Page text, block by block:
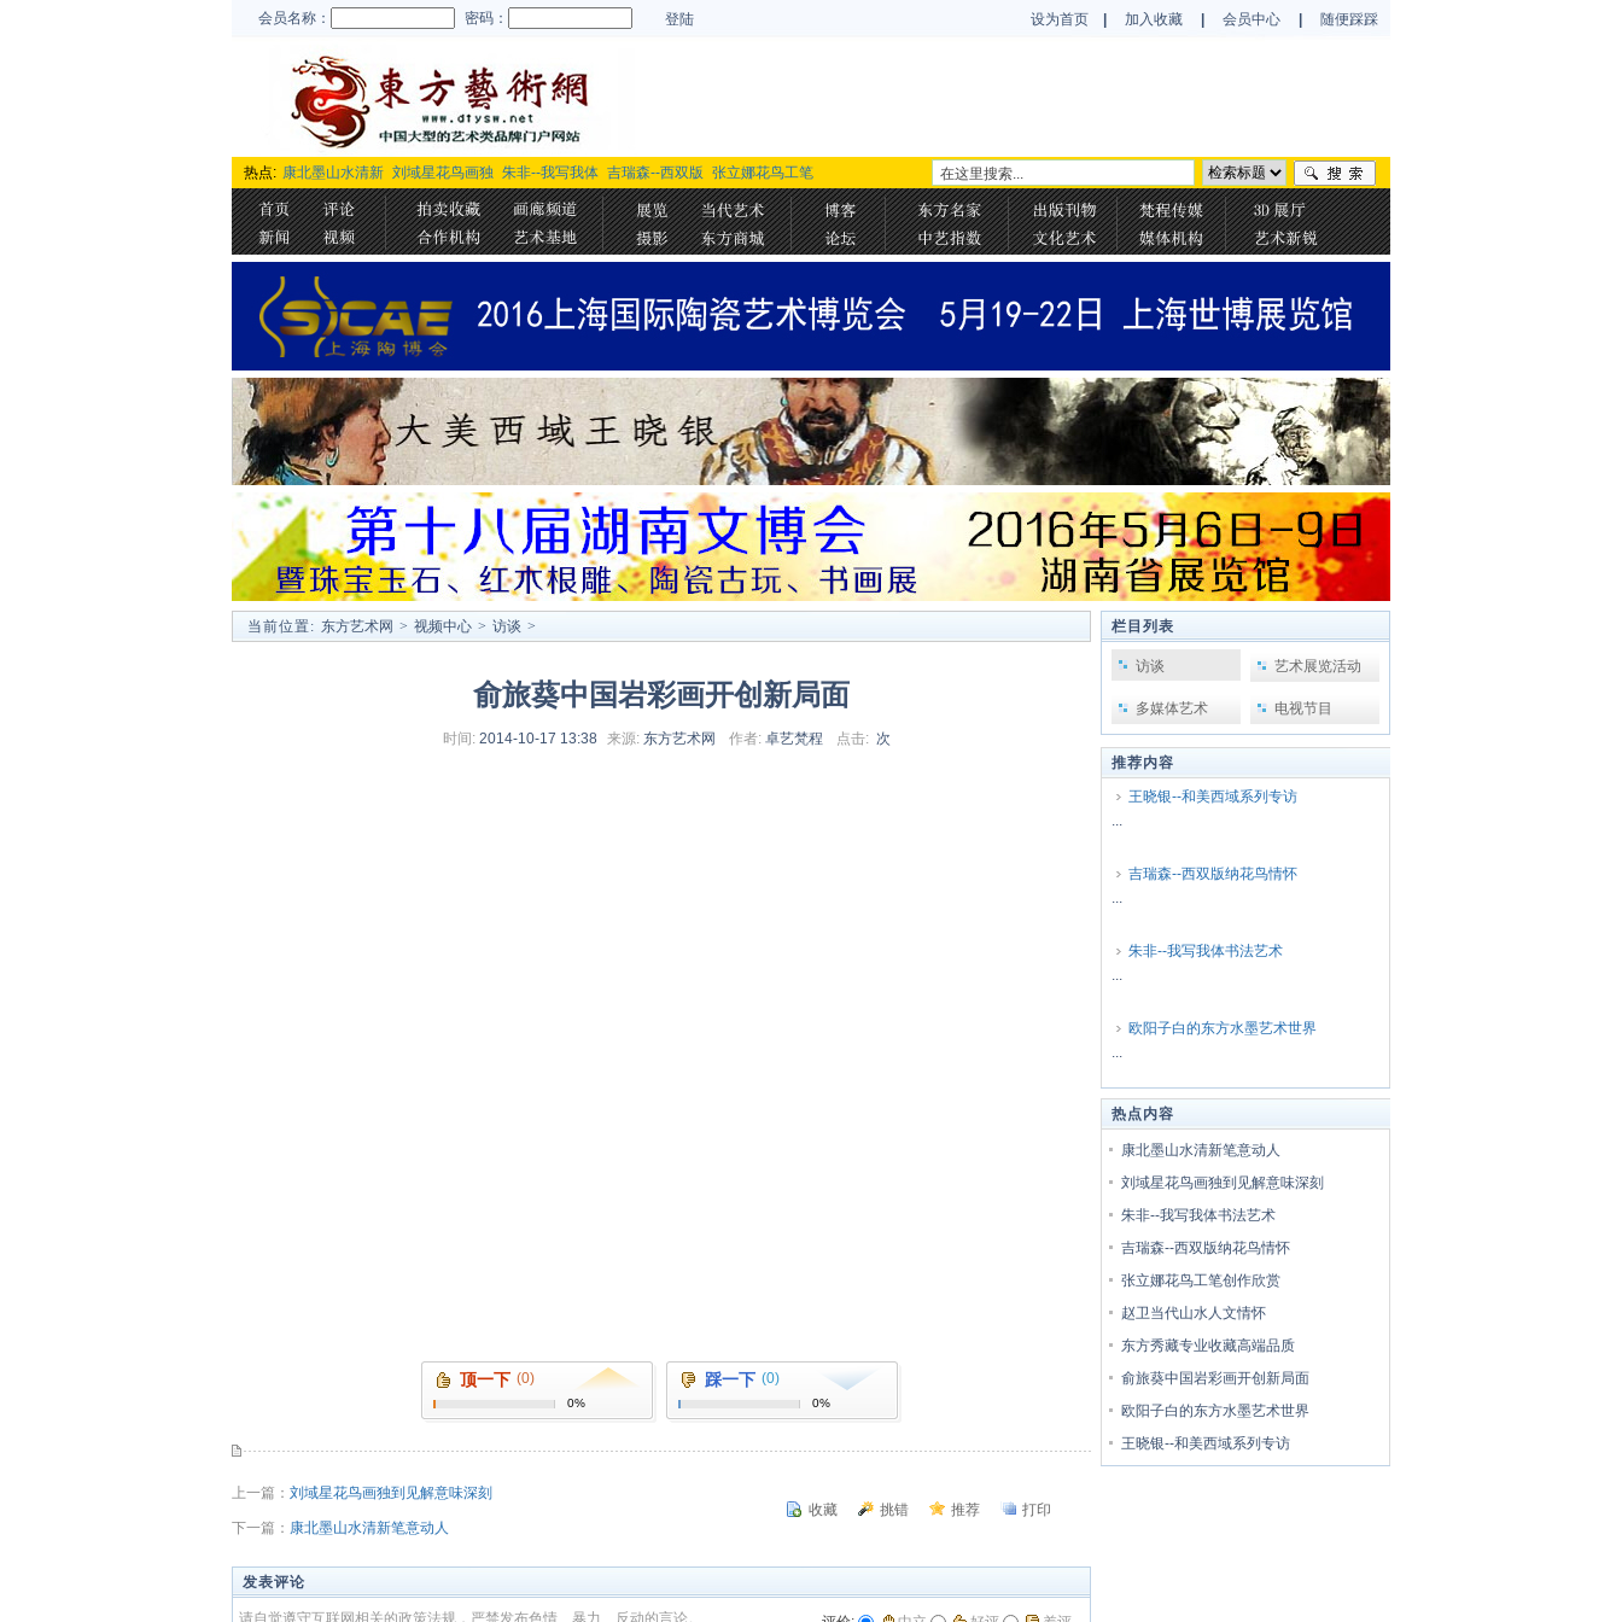
会员名称： 密码： 登陆 设为首页 加入收藏 会员中心 随便踩踩
热点: 康北墨山水清新 刘域星花鸟画独 朱非--我写我体 吉瑞森--西双版 张立娜花鸟工笔
当前位置: 东方艺术网 > 视频中心 > 访谈 >
俞旅葵中国岩彩画开创新局面
时间: 2014-10-17 13:38 来源: 东方艺术网 作者: 卓艺梵程 点击: 次
顶一下 (0)
0%
踩一下 (0)
0%
上一篇： 刘域星花鸟画独到见解意味深刻
下一篇： 康北墨山水清新笔意动人
收藏 挑错 推荐 打印
发表评论
请自觉遵守互联网相关的政策法规，严禁发布色情、暴力、反动的言论。
栏目列表
访谈 艺术展览活动
多媒体艺术 电视节目
推荐内容
王晓银--和美西域系列专访
...
吉瑞森--西双版纳花鸟情怀
...
朱非--我写我体书法艺术
...
欧阳子白的东方水墨艺术世界
...
热点内容
康北墨山水清新笔意动人
刘域星花鸟画独到见解意味深刻
朱非--我写我体书法艺术
吉瑞森--西双版纳花鸟情怀
张立娜花鸟工笔创作欣赏
赵卫当代山水人文情怀
东方秀藏专业收藏高端品质
俞旅葵中国岩彩画开创新局面
欧阳子白的东方水墨艺术世界
王晓银--和美西域系列专访